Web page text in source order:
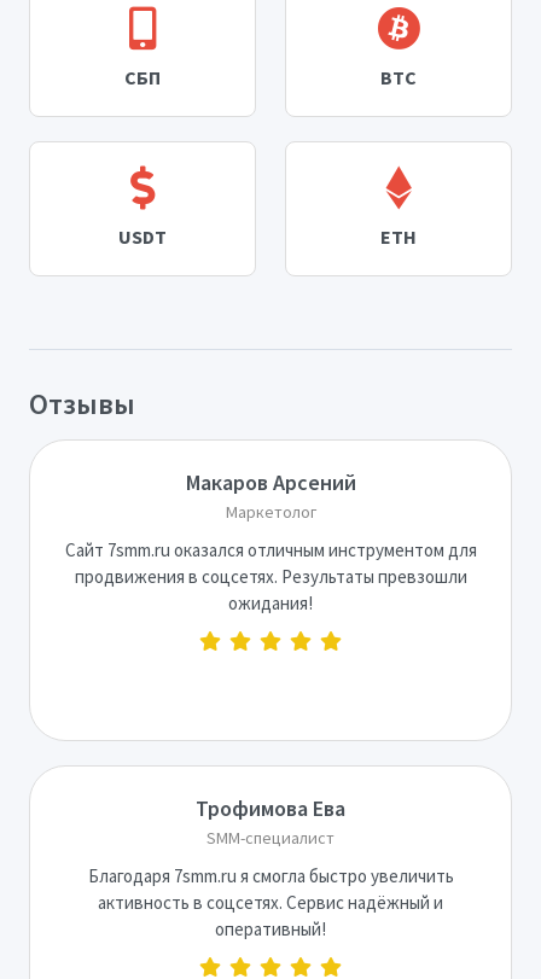
СБП BTC
USDT ETH
Отзывы
Макаров Арсений
Маркетолог
Сайт 7smm.ru оказался отличным инструментом для
продвижения в соцсетях. Результаты превзошли
ожидания!
Трофимова Ева
SMM-специалист
Благодаря 7smm.ru я смогла быстро увеличить
активность в соцсетях. Сервис надёжный и
оперативный!